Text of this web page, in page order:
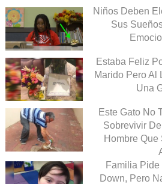
Niños Deben
Sus
Estaba Feliz
Marido Pero Al
Una
Este Gato No
Sobrevivir
Hombre
Familia
Down, Pero